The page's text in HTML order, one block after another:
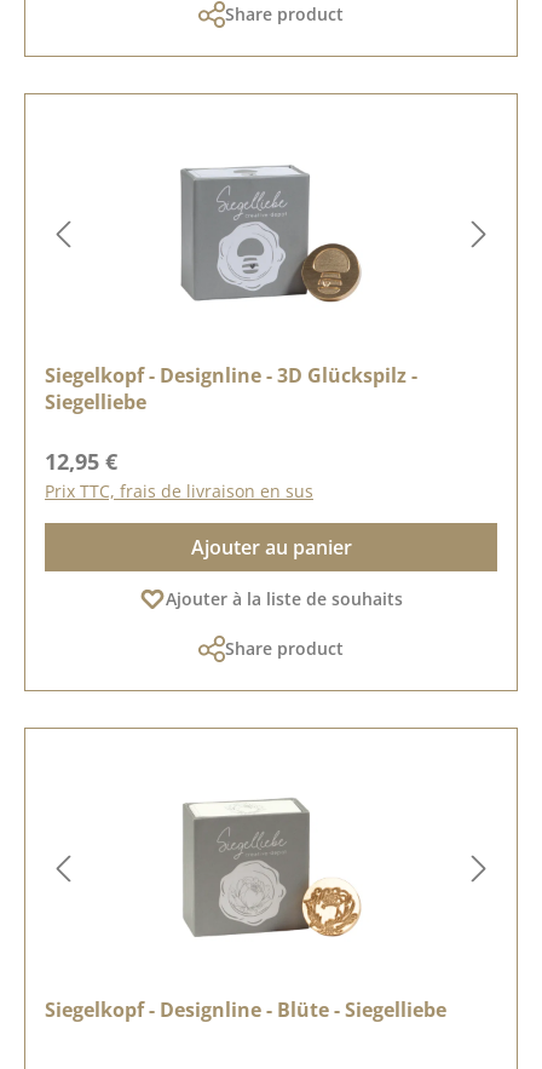
Share product
Siegelkopf - Designline - 3D Glückspilz -
Siegelliebe
Prix régulier :
12,95 €
Prix TTC, frais de livraison en sus
Ajouter au panier
Ajouter à la liste de souhaits
Share product
Siegelkopf - Designline - Blüte - Siegelliebe